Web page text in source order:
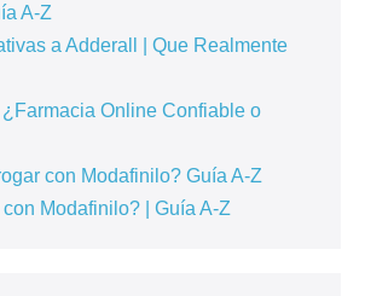
A-Z
a Adderall | Que Realmente
Online Confiable o
con Modafinilo? Guía A-Z
Modafinilo? | Guía A-Z